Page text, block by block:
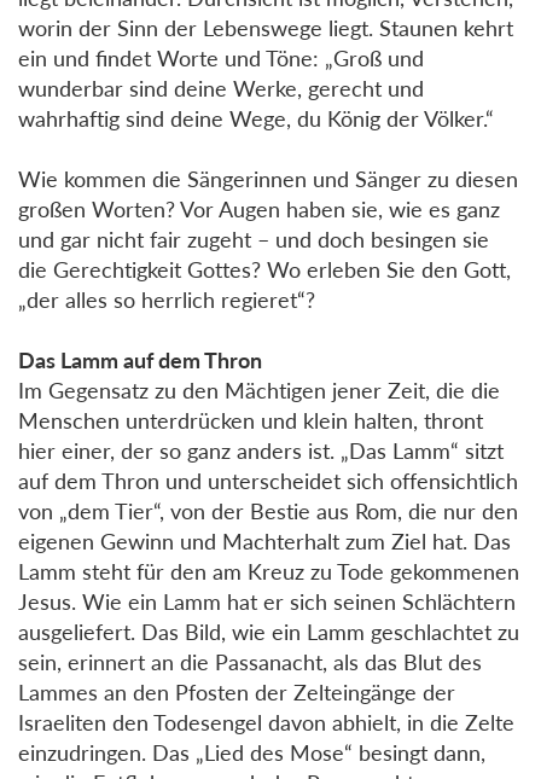
worin der Sinn der Lebenswege liegt. Staunen kehrt
ein und findet Worte und Töne: „Groß und
wunderbar sind deine Werke, gerecht und
wahrhaftig sind deine Wege, du König der Völker.“
Wie kommen die Sängerinnen und Sänger zu diesen
großen Worten? Vor Augen haben sie, wie es ganz
und gar nicht fair zugeht – und doch besingen sie
die Gerechtigkeit Gottes? Wo erleben Sie den Gott,
„der alles so herrlich regieret“?
Das Lamm auf dem Thron
Im Gegensatz zu den Mächtigen jener Zeit, die die
Menschen unterdrücken und klein halten, thront
hier einer, der so ganz anders ist. „Das Lamm“ sitzt
auf dem Thron und unterscheidet sich offensichtlich
von „dem Tier“, von der Bestie aus Rom, die nur den
eigenen Gewinn und Machterhalt zum Ziel hat. Das
Lamm steht für den am Kreuz zu Tode gekommenen
Jesus. Wie ein Lamm hat er sich seinen Schlächtern
ausgeliefert. Das Bild, wie ein Lamm geschlachtet zu
sein, erinnert an die Passanacht, als das Blut des
Lammes an den Pfosten der Zelteingänge der
Israeliten den Todesengel davon abhielt, in die Zelte
einzudringen. Das „Lied des Mose“ besingt dann,